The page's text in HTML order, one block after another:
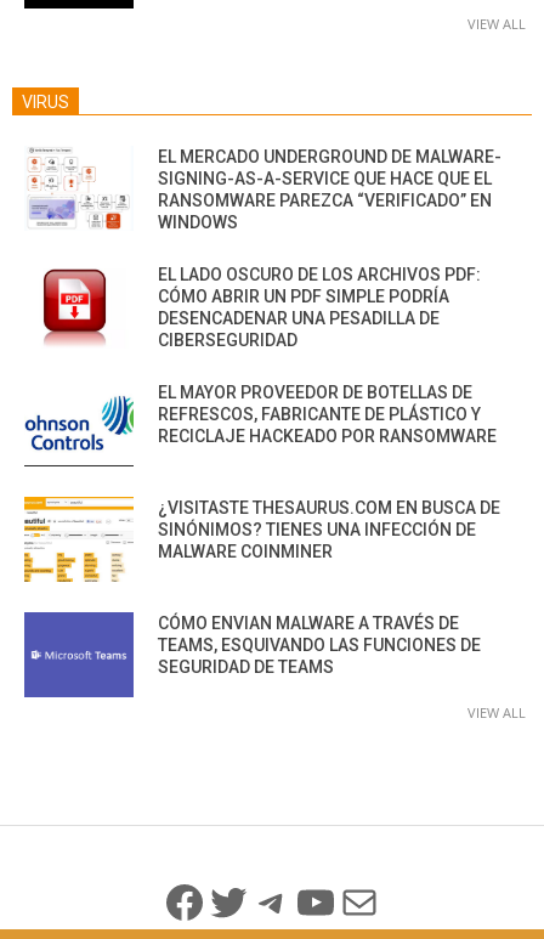
VIEW ALL
VIRUS
EL MERCADO UNDERGROUND DE MALWARE-
SIGNING-AS-A-SERVICE QUE HACE QUE EL
RANSOMWARE PAREZCA “VERIFICADO” EN
WINDOWS
EL LADO OSCURO DE LOS ARCHIVOS PDF:
CÓMO ABRIR UN PDF SIMPLE PODRÍA
DESENCADENAR UNA PESADILLA DE
CIBERSEGURIDAD
EL MAYOR PROVEEDOR DE BOTELLAS DE
REFRESCOS, FABRICANTE DE PLÁSTICO Y
RECICLAJE HACKEADO POR RANSOMWARE
¿VISITASTE THESAURUS.COM EN BUSCA DE
SINÓNIMOS? TIENES UNA INFECCIÓN DE
MALWARE COINMINER
CÓMO ENVIAN MALWARE A TRAVÉS DE
TEAMS, ESQUIVANDO LAS FUNCIONES DE
SEGURIDAD DE TEAMS
VIEW ALL
Facebook
Twitter
Telegram
YouTube
Mail